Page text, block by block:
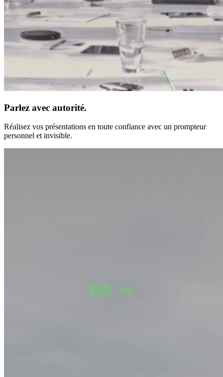
Parlez avec autorité.
Réalisez vos présentations en toute confiance avec un prompteur
personnel et invisible.